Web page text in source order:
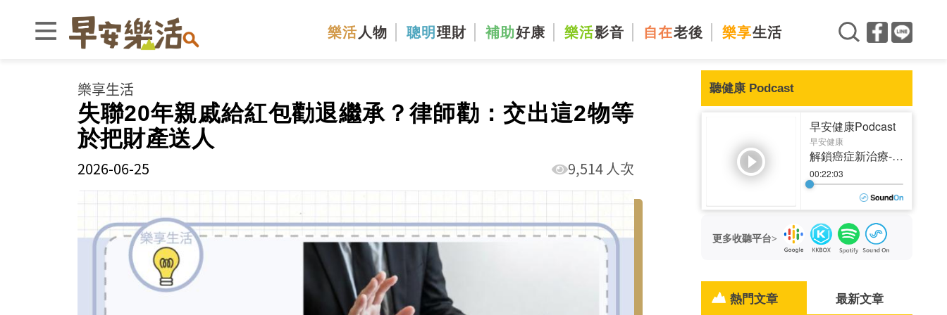
樂活 人物 聰明 理財 補助好康 樂活影音 自在老後 樂享生活
樂享生活
失聯20年親戚給紅包勸退繼承？律師勸：交出這2物等
於把財產送人
2026-06-25 9,514 人次
聽健康 Podcast
更多收聽平台>
熱門文章 最新文章